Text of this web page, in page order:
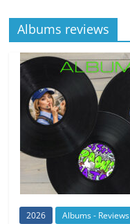
Albums reviews
2026 Albums - Reviews